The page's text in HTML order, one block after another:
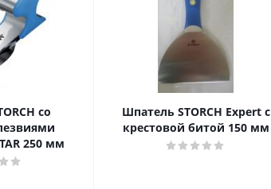
со
250 мм
Шпатель STORCH Expert с
крестовой битой 150 мм